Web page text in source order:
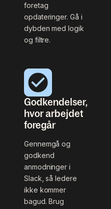
foretag
opdateringer. Gå i
dybden med logik
og filtre.
Godkendelser,
hvor arbejdet
foregår
Gennemgå og
godkend
anmodninger i
Slack, så ledere
ikke kommer
bagud. Brug